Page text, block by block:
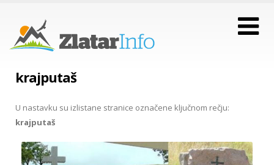
krajputaš
U nastavku su izlistane stranice označene ključnom rečju:
krajputaš